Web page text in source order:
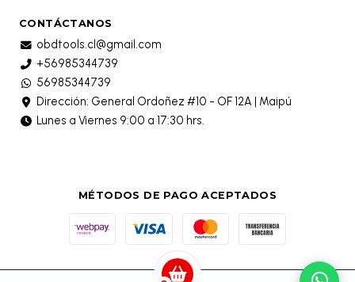
CONTÁCTANOS
obdtools.cl@gmail.com
+56985344739
56985344739
Dirección: General Ordoñez #10 - OF 12A | Maipú
Lunes a Viernes 9:00 a 17:30 hrs.
MÉTODOS DE PAGO ACEPTADOS